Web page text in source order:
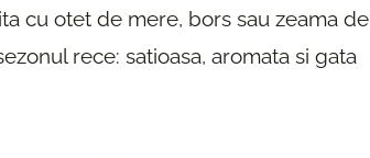
cu otet de mere, bors sau zeama de
rece: satioasa, aromata si gata